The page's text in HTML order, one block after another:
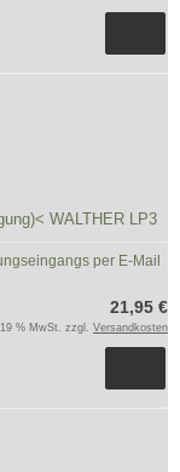
WALTHER LP3
per E-Mail
21,95 €
% MwSt. zzgl. Versandkosten